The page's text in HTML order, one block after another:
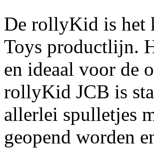
De rollyKid is het
Toys productlijn.
en ideaal voor de
rollyKid JCB is
allerlei spulletjes
geopend worden